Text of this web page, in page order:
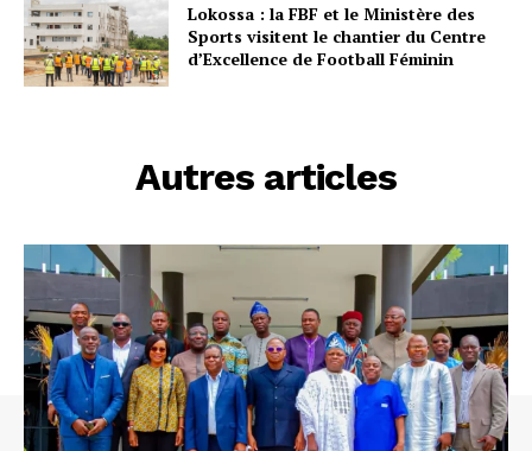
Lokossa : la FBF et le Ministère des
Sports visitent le chantier du Centre
d’Excellence de Football Féminin
Autres articles